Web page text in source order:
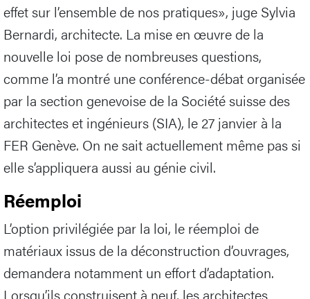
effet sur l’ensemble de nos pratiques», juge Sylvia
Bernardi, architecte. La mise en œuvre de la
nouvelle loi pose de nombreuses questions,
comme l’a montré une conférence-débat organisée
par la section genevoise de la Société suisse des
architectes et ingénieurs (SIA), le 27 janvier à la
FER Genève. On ne sait actuellement même pas si
elle s’appliquera aussi au génie civil.
Réemploi
L’option privilégiée par la loi, le réemploi de
matériaux issus de la déconstruction d’ouvrages,
demandera notamment un effort d’adaptation.
Lorsqu’ils construisent à neuf, les architectes